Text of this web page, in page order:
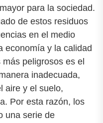
para la sociedad.
de estos residuos
en el medio
economía y la calidad
peligrosos es el
inadecuada,
aire y el suelo,
Por esta razón, los
una serie de